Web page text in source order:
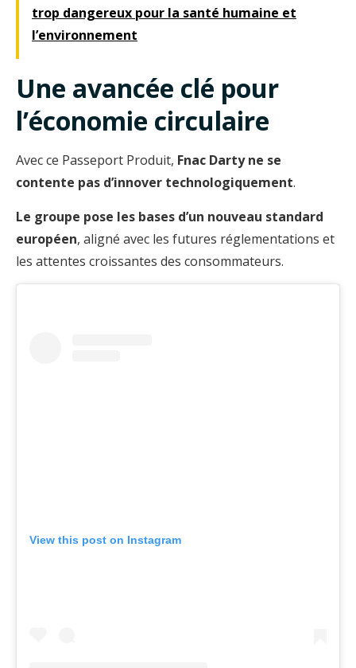
trop dangereux pour la santé humaine et
l’environnement
Une avancée clé pour
l’économie circulaire
Avec ce Passeport Produit, Fnac Darty ne se
contente pas d’innover technologiquement.
Le groupe pose les bases d’un nouveau standard
européen, aligné avec les futures réglementations et
les attentes croissantes des consommateurs.
View this post on Instagram